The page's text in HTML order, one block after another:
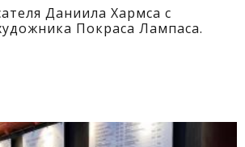
Даниила Хармса с
Покраса Лампаса.